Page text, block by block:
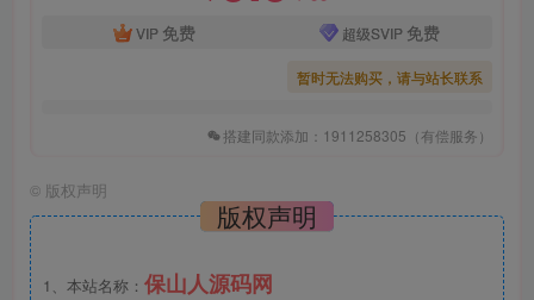
VIP 免费 超级SVIP 免费
暂时无法购买，请与站长联系
搭建同款添加：1911258305（有偿服务）
© 版权声明
版权声明
1、本站名称： 保山人源码网